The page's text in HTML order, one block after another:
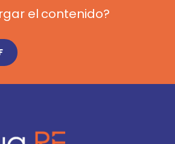
el contenido?